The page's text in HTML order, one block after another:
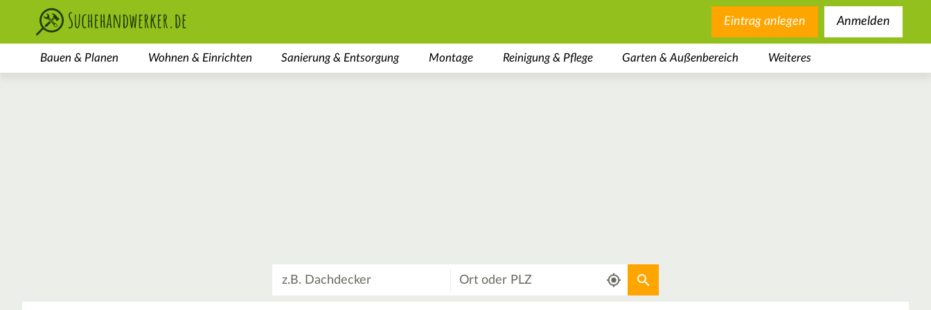
Eintrag anlegen Anmelden
Bauen & Planen Wohnen & Einrichten Sanierung & Entsorgung Montage Reinigung & Pflege Garten & Außenbereich Weiteres
Aktuellen Standort verwenden